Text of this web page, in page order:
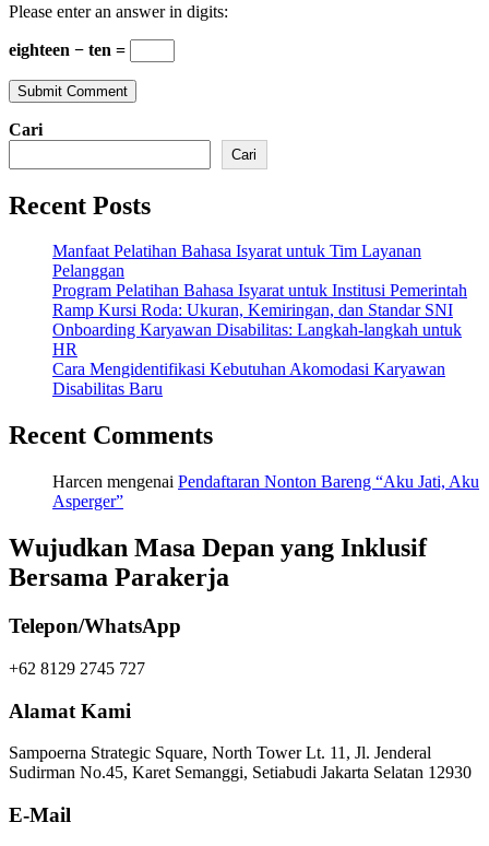
Please enter an answer in digits:
eighteen − ten =
Cari
Cari
Recent Posts
Manfaat Pelatihan Bahasa Isyarat untuk Tim Layanan
Pelanggan
Program Pelatihan Bahasa Isyarat untuk Institusi Pemerintah
Ramp Kursi Roda: Ukuran, Kemiringan, dan Standar SNI
Onboarding Karyawan Disabilitas: Langkah-langkah untuk
HR
Cara Mengidentifikasi Kebutuhan Akomodasi Karyawan
Disabilitas Baru
Recent Comments
Harcen mengenai Pendaftaran Nonton Bareng “Aku Jati, Aku
Asperger”
Wujudkan Masa Depan yang Inklusif
Bersama Parakerja
Telepon/WhatsApp
+62 8129 2745 727
Alamat Kami
Sampoerna Strategic Square, North Tower Lt. 11, Jl. Jenderal
Sudirman No.45, Karet Semanggi, Setiabudi Jakarta Selatan 12930
E-Mail